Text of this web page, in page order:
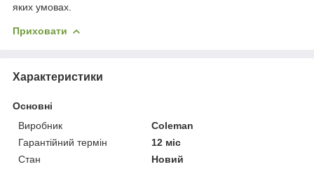
яких умовах.
Приховати
Характеристики
Основні
Виробник
Coleman
Гарантійний термін
12 міс
Стан
Новий